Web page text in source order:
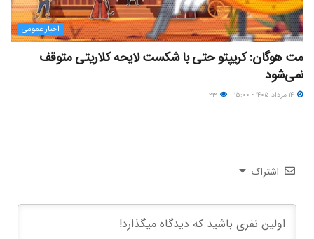
اخبار عمومی
مت هوگان: کریپتو حتی با شکست لایحه کلاریتی متوقف
نمی‌شود
اشتراک